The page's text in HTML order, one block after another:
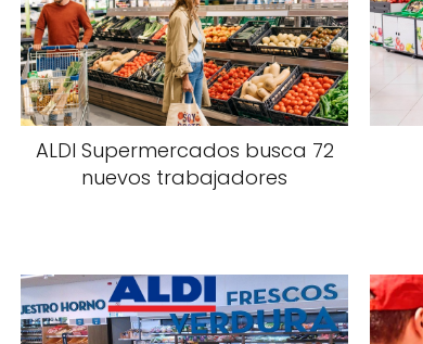
ALDI Supermercados busca 72
nuevos trabajadores